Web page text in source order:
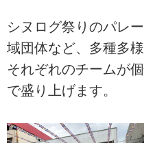
シヌログ祭りのパレ
域団体など、多種多
それぞれのチームが
で盛り上げます。